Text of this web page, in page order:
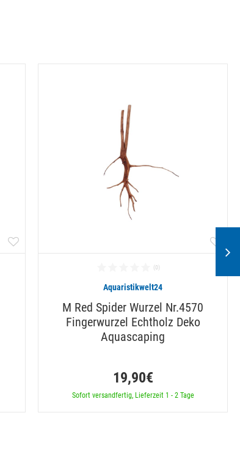
Aquaristikwelt24
M Red Spider Wurzel Nr.4570
Fingerwurzel Echtholz Deko
Aquascaping
19,90€
Sofort versandfertig, Lieferzeit 1 - 2 Tage